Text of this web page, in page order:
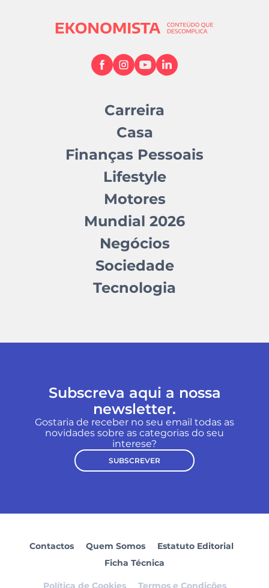
Carreira
Casa
Finanças Pessoais
Lifestyle
Motores
Mundial 2026
Negócios
Sociedade
Tecnologia
Subscreva aqui a nossa
newsletter.
Gostaria de receber no seu email todas as
novidades sobre as categorias do seu
interese?
SUBSCREVER
Contactos Quem Somos
Estatuto Editorial
Ficha Técnica
Política de Cookies Termos e Condições